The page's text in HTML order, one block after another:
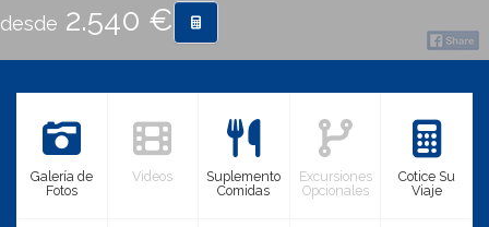
MÁS
desde 2.540 €
Galería de
Fotos
Videos
Suplemento
Comidas
Excursiones
Opcionales
Cotice Su
Viaje